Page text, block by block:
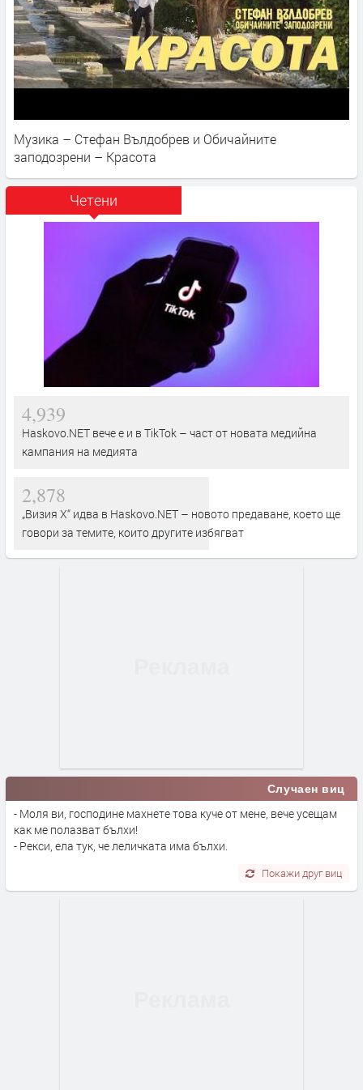
Музика – Стефан Вълдобрев и Обичайните
заподозрени – Красота
Четени
4,939
Haskovo.NET вече е и в TikTok – част от новата медийна
кампания на медията
2,878
„Визия Х“ идва в Haskovo.NET – новото предаване, което ще
говори за темите, които другите избягват
Случаен виц
- Моля ви, господине махнете това куче от мене, вече усещам
как ме полазват бълхи!
- Рекси, ела тук, че леличката има бълхи.
Покажи друг виц